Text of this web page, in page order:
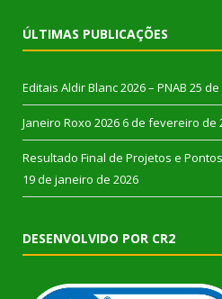
ÚLTIMAS PUBLICAÇÕES
Editais Aldir Blanc 2026 – PNAB 25
Janeiro Roxo 2026 6 de fevereiro de
Resultado Final de Projetos e
19 de janeiro de 2026
DESENVOLVIDO POR CR2